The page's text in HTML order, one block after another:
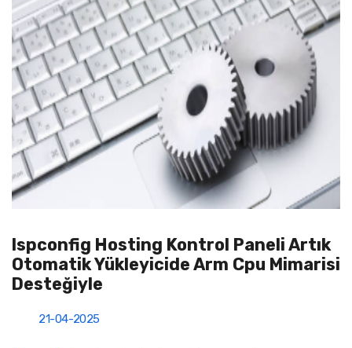
Ispconfig Hosting Kontrol Paneli Artık
Otomatik Yükleyicide Arm Cpu Mimarisi
Desteğiyle
21-04-2025